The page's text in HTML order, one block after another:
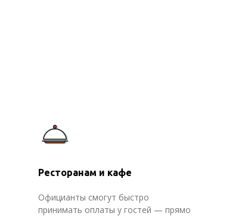
Ресторанам и кафе
Официанты смогут быстро
принимать оплаты у гостей — прямо